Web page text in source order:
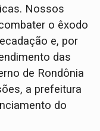
Nossos
o êxodo
e, por
das
de Rondônia
a prefeitura
do